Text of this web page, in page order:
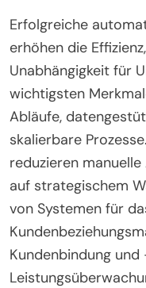
Erfolgreiche
erhöhen die
Unabhängigkeit für
wichtigsten
Abläufe,
skalierbare
reduzieren
auf strategischem
von Systemen für
Kundenbindung